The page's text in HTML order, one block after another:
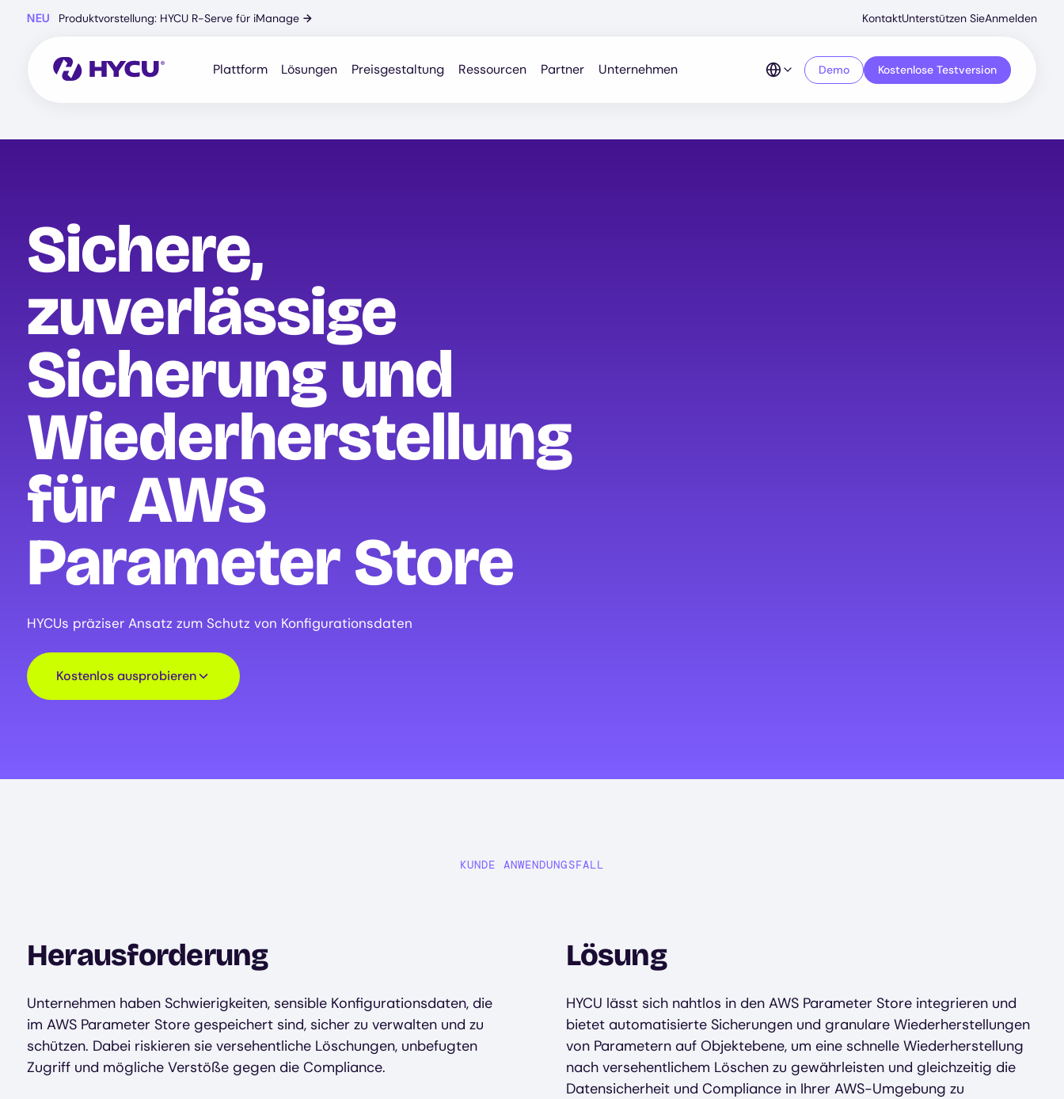
Hauptinhalt
NEU Produktvorstellung: HYCU R-Serve für iManage →
Menu
KontaktUnterstützen SieAnmelden
Plattform Lösungen Preisgestaltung Ressourcen Partner Unternehmen Demo Kostenlose Testversion
Sichere,
zuverlässige
Sicherung und
Wiederherstellung
für AWS
Parameter Store
HYCUs präziser Ansatz zum Schutz von Konfigurationsdaten
Kostenlos ausprobieren
KUNDE ANWENDUNGSFALL
Herausforderung
Unternehmen haben Schwierigkeiten, sensible Konfigurationsdaten, die
im AWS Parameter Store gespeichert sind, sicher zu verwalten und zu
schützen. Dabei riskieren sie versehentliche Löschungen, unbefugten
Zugriff und mögliche Verstöße gegen die Compliance.
Lösung
HYCU lässt sich nahtlos in den AWS Parameter Store integrieren und
bietet automatisierte Sicherungen und granulare Wiederherstellungen
von Parametern auf Objektebene, um eine schnelle Wiederherstellung
nach versehentlichem Löschen zu gewährleisten und gleichzeitig die
Datensicherheit und Compliance in Ihrer AWS-Umgebung zu